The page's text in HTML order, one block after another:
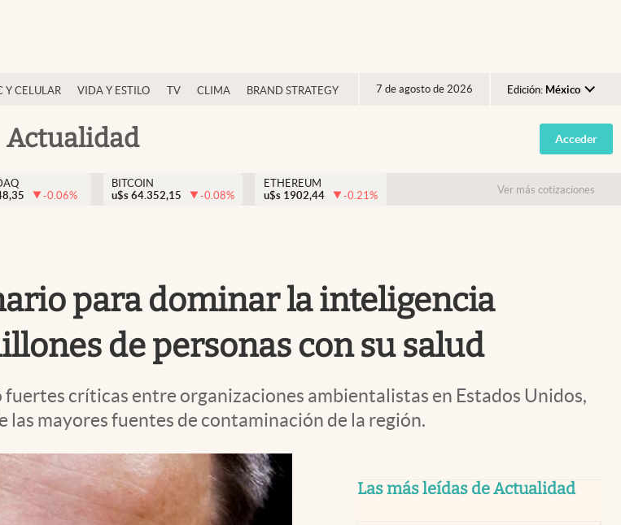
Y CELULAR VIDA Y ESTILO TV CLIMA BRAND STRATEGY 7 de agosto de 2026 Edición: México
Argentina
España
USA
Actualidad Acceder
-0.06%
BITCOIN
u$s 64.352,15 -0.08%
ETHEREUM
u$s 1902,44 -0.21% Ver más cotizaciones
para dominar la inteligencia
de personas con su salud
críticas entre organizaciones ambientalistas en Estados Unidos,
mayores fuentes de contaminación de la región.
Las más leídas de Actualidad